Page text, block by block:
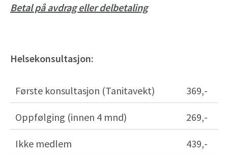
Betal på avdrag eller delbetaling
Helsekonsultasjon:
Første konsultasjon (Tanitavekt) 369,-
Oppfølging (innen 4 mnd) 269,-
Ikke medlem
439,-